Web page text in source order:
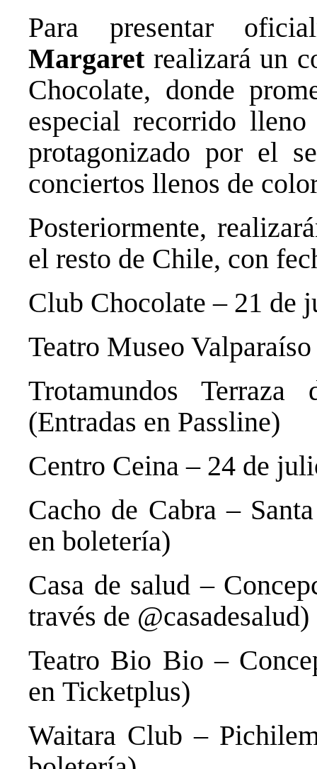
Para presentar
Margaretrealizará un
Chocolate, donde
especial recorrido
protagonizado por el
conciertos llenos de
Posteriormente,
el resto de Chile, con
Club Chocolate – 21 de
Teatro Museo
Trotamundos
(Entradas en Passline)
Centro Ceina – 24 de
Cacho de Cabra –
en boletería)
Casa de salud –
través de @casadesalud)
Teatro Bio Bio –
en Ticketplus)
Waitara Club –